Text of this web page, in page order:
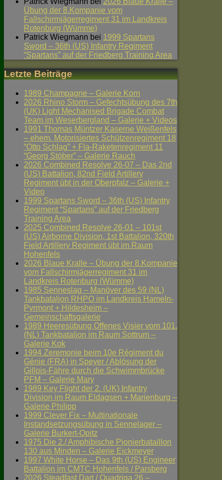
Übung der 8.Kompanie vom
Fallschirmjägerregiment 31 im Landkreis
Rotenburg (Wümme)
Patrick Wiegmann bei 1999 Spartans
Sword – 36th (US) Infantry Regiment
“Spartans” auf der Friedberg Training Area
Letzte Beiträge
1989 Champagne – Galerie Korn
2026 Rhino Storm – Gefechtsübung des 7th
(UK) Light Mechanised Brigade Combat
Team im Weserbergland – Galerie + Videos
1991 Thomas Müntzer Kaserne Weißenfels
– ehem. Motorisiertes Schützenregiment 18
“Otto Schlag” + Fla-Raketenregiment 11
“Georg Stöber” – Galerie Rauch
2026 Combined Resolve 26-07 – Das 2nd
(US) Battalion, 82nd Field Artillery
Regiment übt in der Oberpfalz – Galerie +
Video
1999 Spartans Sword – 36th (US) Infantry
Regiment “Spartans” auf der Friedberg
Training Area
2025 Combined Resolve 26-01 – 101st
(US) Airborne Division, 1st Battalion, 320th
Field Artillery Regiment übt im Raum
Hohenfels
2026 Blaue Kralle – Übung der 8.Kompanie
vom Fallschirmjägerregiment 31 im
Landkreis Rotenburg (Wümme)
1985 Senneslag – Manöver des 59 (NL)
Tankbataljon RHPO im Landkreis Hameln-
Pyrmont + Hildesheim –
Gemeinschaftsgalerie
1989 Heeresübung Offenes Visier vom 101.
(NL) Tankbataljon im Raum Sottrum –
Galerie Kok
1994 Zeremonie beim 10e Régiment du
Génie (FRA) in Speyer / Ablösung der
Gillois-Fähre durch die Schwimmbrücke
PFM – Galerie Mary
1989 Key Flight der 2. (UK) Infantry
Division im Raum Eldagsen + Marienburg –
Galerie Philipp
1999 Clever Fix – Multinationale
Instandsetzungsübung in Sennelager –
Galerie Burkert-Opitz
1975 Die 2./ Amphibische Pionierbataillon
130 aus Minden – Galerie Eickmeyer
1997 White Horse – Das 9th (US) Engineer
Battalion im CMTC Hohenfels / Parsberg
2026 Steadfast Dart / Quadriga 26 –